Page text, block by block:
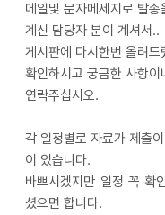
메일및 문자메세지로 발
계신 담당자 분이 계셔서..
게시판에 다시한번 올려드
확인하시고 궁금한 사항
연락주십시오.
각 일정별로 자료가 제출
이 있습니다.
바쁘시겠지만 일정 꼭 확
셨으면 합니다.